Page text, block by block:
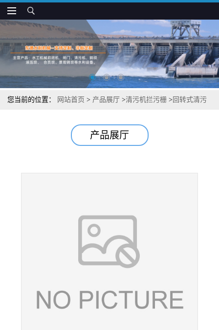
您当前的位置： 网站首页 > 产品展厅 >清污机拦污栅 > 回转式清污
产品展厅